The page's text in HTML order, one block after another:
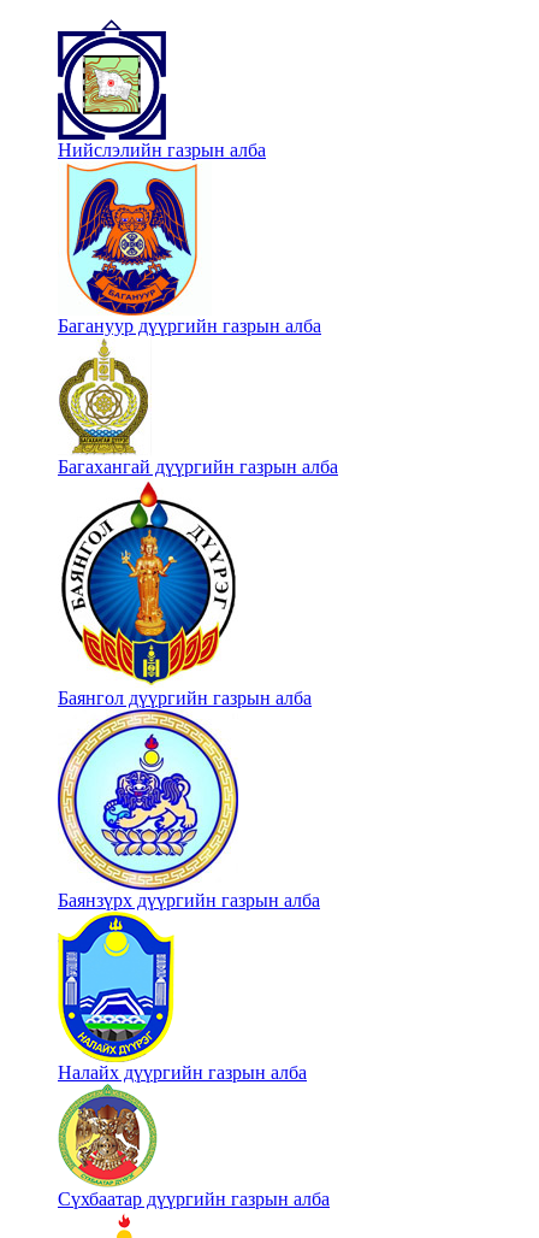
Нийслэлийн газрын алба
Багануур дүүргийн газрын алба
Багахангай дүүргийн газрын алба
Баянгол дүүргийн газрын алба
Баянзүрх дүүргийн газрын алба
Налайх дүүргийн газрын алба
Сүхбаатар дүүргийн газрын алба